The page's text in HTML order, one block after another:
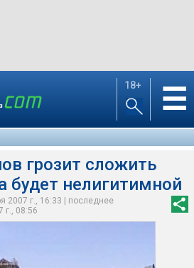
18+ ☰
грозит сложить
будет нелигитимной
2007 г., 16:33 | последнее
г., 08:56